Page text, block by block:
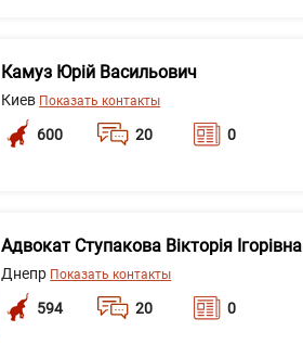
Камуз Юрій Васильович
Киев Показать контакты
600 20 0
Адвокат Ступакова Вікторія Ігорівна
Днепр Показать контакты
594 20 0